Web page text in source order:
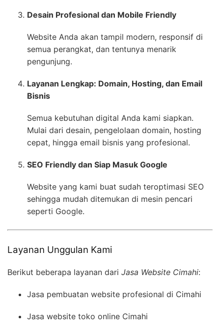
Desain Profesional dan Mobile Friendly
Website Anda akan tampil modern, responsif di
semua perangkat, dan tentunya menarik
pengunjung.
Layanan Lengkap: Domain, Hosting, dan Email
Bisnis
Semua kebutuhan digital Anda kami siapkan.
Mulai dari desain, pengelolaan domain, hosting
cepat, hingga email bisnis yang profesional.
SEO Friendly dan Siap Masuk Google
Website yang kami buat sudah teroptimasi SEO
sehingga mudah ditemukan di mesin pencari
seperti Google.
Layanan Unggulan Kami
Berikut beberapa layanan dari Jasa Website Cimahi:
Jasa pembuatan website profesional di Cimahi
Jasa website toko online Cimahi